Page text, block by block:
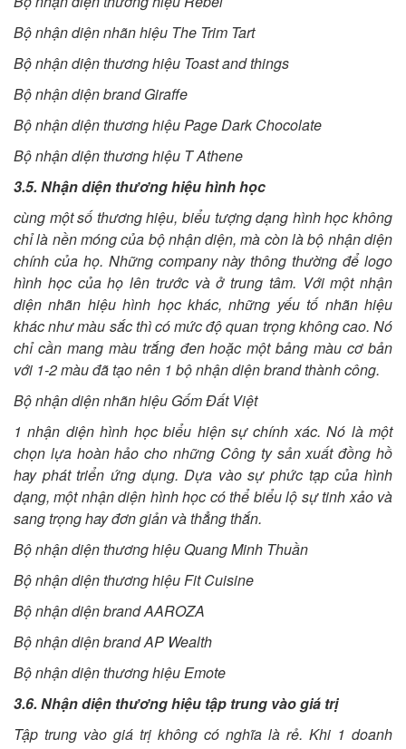
Bộ nhận diện nhãn hiệu The Trim Tart
Bộ nhận diện thương hiệu Toast and things
Bộ nhận diện brand Giraffe
Bộ nhận diện thương hiệu Page Dark Chocolate
Bộ nhận diện thương hiệu T Athene
3.5. Nhận diện thương hiệu hình học
cùng một số thương hiệu, biểu tượng dạng hình học không
chỉ là nền móng của bộ nhận diện, mà còn là bộ nhận diện
chính của họ. Những company này thông thường để logo
hình học của họ lên trước và ở trung tâm. Với một nhận
diện nhãn hiệu hình học khác, những yếu tố nhãn hiệu
khác như màu sắc thì có mức độ quan trọng không cao. Nó
chỉ cần mang màu trắng đen hoặc một bảng màu cơ bản
với 1-2 màu đã tạo nên 1 bộ nhận diện brand thành công.
Bộ nhận diện nhãn hiệu Gốm Đất Việt
1 nhận diện hình học biểu hiện sự chính xác. Nó là một
chọn lựa hoàn hảo cho những Công ty sản xuất đồng hồ
hay phát triển ứng dụng. Dựa vào sự phức tạp của hình
dạng, một nhận diện hình học có thể biểu lộ sự tinh xảo và
sang trọng hay đơn giản và thẳng thắn.
Bộ nhận diện thương hiệu Quang Minh Thuần
Bộ nhận diện thương hiệu Fit Cuisine
Bộ nhận diện brand AAROZA
Bộ nhận diện brand AP Wealth
Bộ nhận diện thương hiệu Emote
3.6. Nhận diện thương hiệu tập trung vào giá trị
Tập trung vào giá trị không có nghĩa là rẻ. Khi 1 doanh